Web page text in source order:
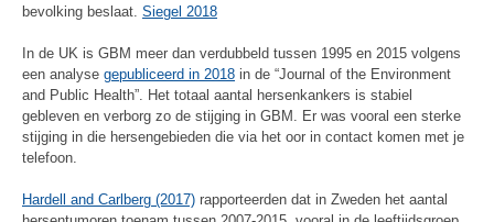
bevolking beslaat. Siegel 2018
In de UK is GBM meer dan verdubbeld tussen 1995 en 2015 volgens
een analyse gepubliceerd in 2018 in de “Journal of the Environment
and Public Health”. Het totaal aantal hersenkankers is stabiel
gebleven en verborg zo de stijging in GBM. Er was vooral een sterke
stijging in die hersengebieden die via het oor in contact komen met je
telefoon.
Hardell and Carlberg (2017) rapporteerden dat in Zweden het aantal